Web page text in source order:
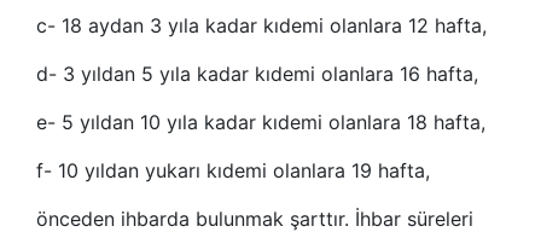
c- 18 aydan 3 yıla kadar kıdemi olanlara 12 hafta,
d- 3 yıldan 5 yıla kadar kıdemi olanlara 16 hafta,
e- 5 yıldan 10 yıla kadar kıdemi olanlara 18 hafta,
f- 10 yıldan yukarı kıdemi olanlara 19 hafta,
önceden ihbarda bulunmak şarttır. İhbar süreleri